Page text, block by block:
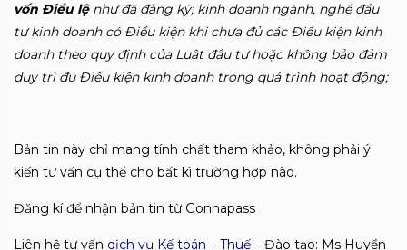
vốn Điều lệnhư đã đăng ký; kinh doanh ngành, nghề đầu
tư kinh doanh có Điều kiện khi chưa đủ các Điều kiện kinh
doanh theo quy định của Luật đầu tư hoặc không bảo đảm
duy trì đủ Điều kiện kinh doanh trong quá trình hoạt động;
Bản tin này chỉ mang tính chất tham khảo, không phải ý
kiến tư vấn cụ thể cho bất kì trường hợp nào.
Đăng kí để nhận bản tin từ Gonnapass
Liên hệ tư vấn dịch vụ Kế toán – Thuế – Đào tạo: Ms Huyền